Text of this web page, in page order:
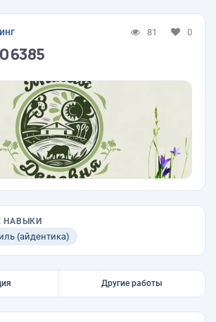
81 0
НАВЫКИ
(айдентика)
Другие работы